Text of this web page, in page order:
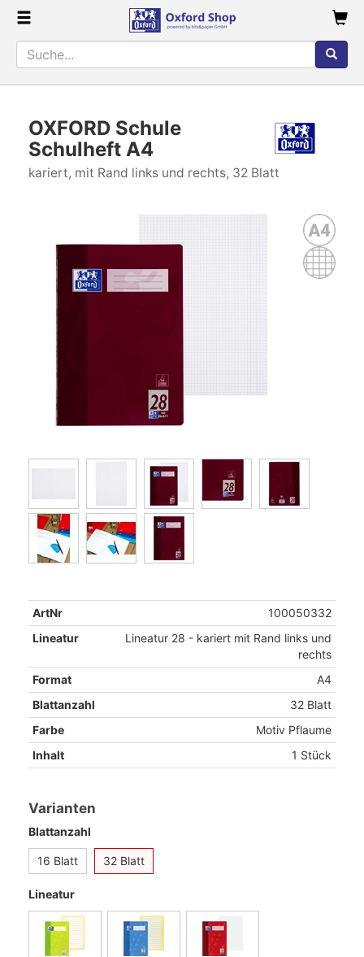
OXFORD Schule
Schulheft A4
kariert, mit Rand links und rechts, 32 Blatt
ArtNr
100050332
Lineatur
Lineatur 28 - kariert mit Rand links und
rechts
Format
A4
Blattanzahl
32 Blatt
Farbe
Motiv Pflaume
Inhalt
1 Stück
Varianten
Blattanzahl
16 Blatt 32 Blatt
Lineatur